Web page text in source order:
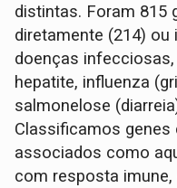
distintas. Foram 815
diretamente (214) ou
doenças
hepatite, influenza
salmonelose
Classificamos
associados como
com resposta